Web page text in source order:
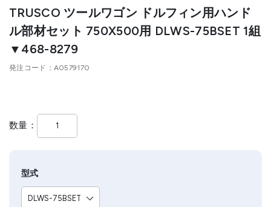
TRUSCO ツールワゴン ドルフィン用ハンド
ル部材セット 750X500用 DLWS-75BSET 1組
▼468-8279
発注コード A0579170
数量
型式